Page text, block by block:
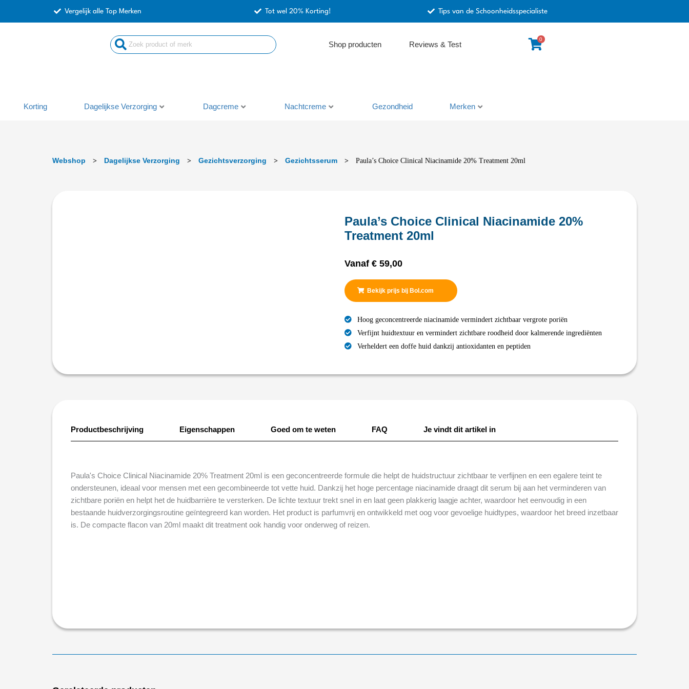
Vergelijk alle Top Merken Tot wel 20% Korting! Tips van de Schoonheidsspecialiste
Shop producten Reviews & Test
0
Korting Dagelijkse Verzorging Dagcreme Nachtcreme Gezondheid Merken
Webshop > Dagelijkse Verzorging > Gezichtsverzorging > Gezichtsserum > Paula’s Choice Clinical Niacinamide 20% Treatment 20ml
Paula’s Choice Clinical Niacinamide 20%
Treatment 20ml
Vanaf € 59,00
Bekijk prijs bij Bol.com
Hoog geconcentreerde niacinamide vermindert zichtbaar vergrote poriën
Verfijnt huidtextuur en vermindert zichtbare roodheid door kalmerende ingrediënten
Verheldert een doffe huid dankzij antioxidanten en peptiden
Productbeschrijving Eigenschappen Goed om te weten FAQ Je vindt dit artikel in
Paula's Choice Clinical Niacinamide 20% Treatment 20ml is een geconcentreerde formule die helpt de huidstructuur zichtbaar te verfijnen en een egalere teint te
ondersteunen, ideaal voor mensen met een gecombineerde tot vette huid. Dankzij het hoge percentage niacinamide draagt dit serum bij aan het verminderen van
zichtbare poriën en helpt het de huidbarrière te versterken. De lichte textuur trekt snel in en laat geen plakkerig laagje achter, waardoor het eenvoudig in een
bestaande huidverzorgingsroutine geïntegreerd kan worden. Het product is parfumvrij en ontwikkeld met oog voor gevoelige huidtypes, waardoor het breed inzetbaar
is. De compacte flacon van 20ml maakt dit treatment ook handig voor onderweg of reizen.